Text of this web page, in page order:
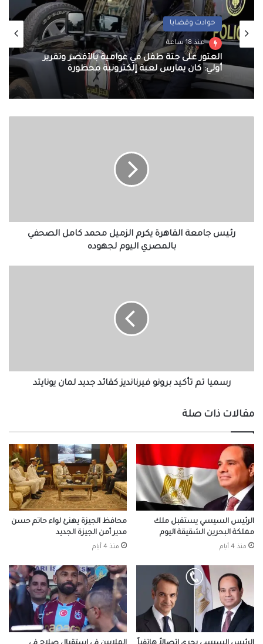
حوادث وقضايا
منذ 18 ساعة
العثور على جثة طفل في عوامية بالأقصر وتقرير
أولي: كان يمارس لعبة إلكترونية محظورة
بالمصري
رئيس جامعة القاهرة يكرم الزميل محمد كامل الصحفي
بالمصري اليوم لجهوده
يونايتد
رسميا تم تأكيد برونو فيرنانديز كقائد جديد لمان يونايتد
مقالات ذات صلة
الرئيس السيسي يستقبل ملك
مملكة البحرين الشقيقة اليوم
منذ 4 أيام
محافظ الجيزة يهنئ لواء حاتم حسن
مدير أمن الجيزة الجديد
منذ 4 أيام